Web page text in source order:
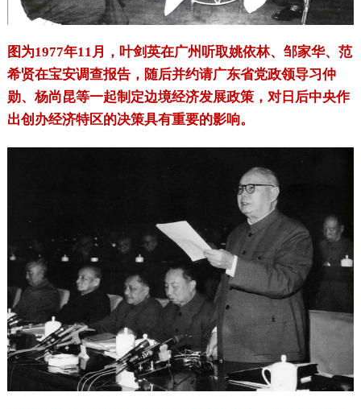
图为1977年11月，叶剑英在广州听取姚依林、邹家华、范
希贤在宝安调查报告，随后并约请广东省党政领导习仲
勋、杨尚昆等一起制定边境经济发展政策，对日后中央作
出创办经济特区的决策具有重要的影响。